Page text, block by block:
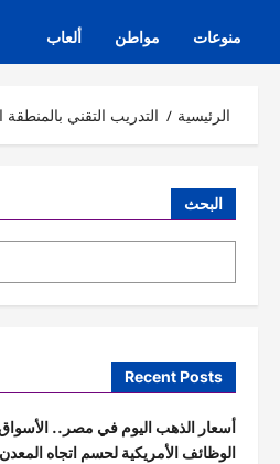
منوعات مواطن ألعاب
الرئيسية التدريب التقني
البحث
Recent Posts
أسعار الذهب اليوم في مصر.. الأسواق
الوظائف الأمريكية لحسم اتجاه